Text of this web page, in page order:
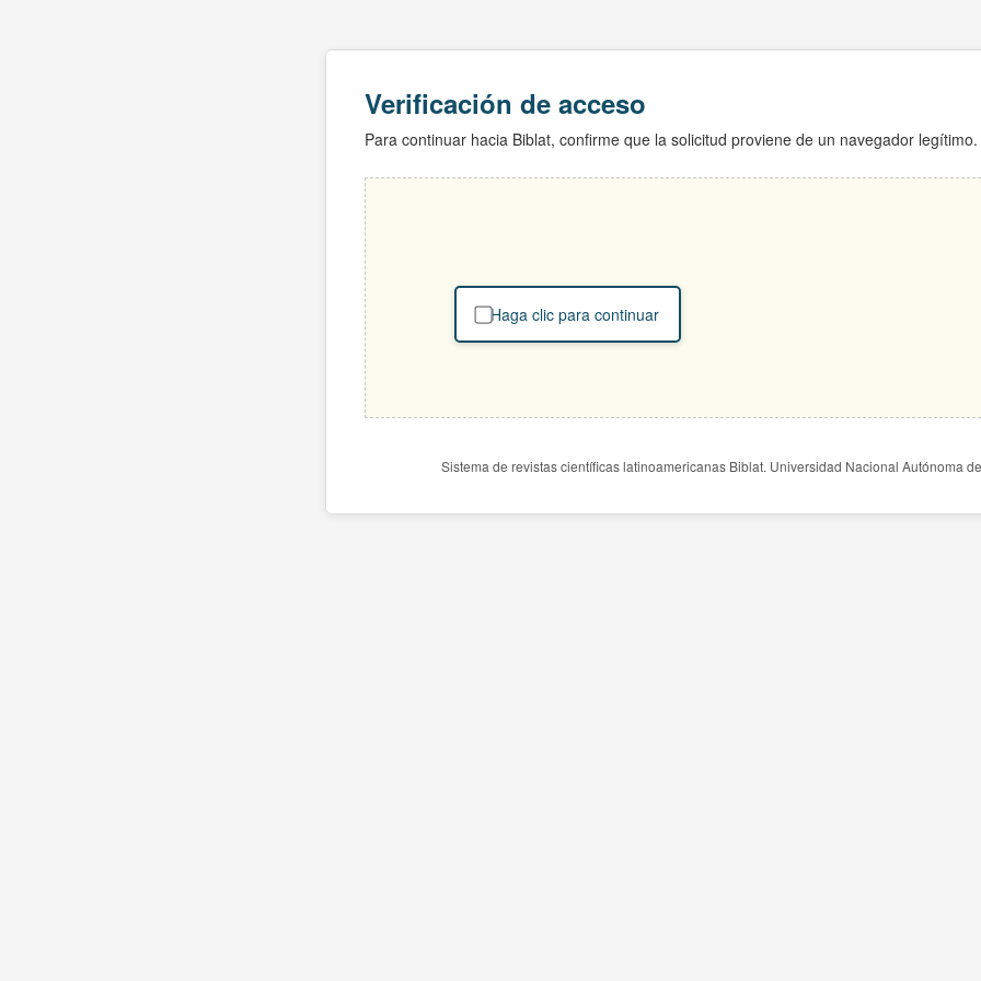
Verificación de acceso
Para continuar hacia Biblat, confirme que la solicitud proviene de un navegador legítimo.
Haga clic para continuar
Sistema de revistas científicas latinoamericanas Biblat. Universidad Nacional Autónoma